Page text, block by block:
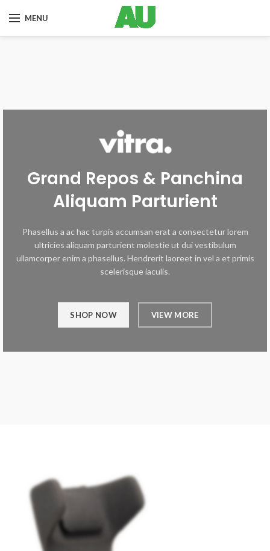
MENU
Grand Repos & Panchina
Aliquam Parturient
Phasellus a ac hac turpis accumsan erat a consectetur lorem
ultricies aliquam parturient molestie ut dui vestibulum
ullamcorper enim a phasellus. Hendrerit laoreet in vel a et primis
scelerisque iaculis.
SHOP NOW VIEW MORE